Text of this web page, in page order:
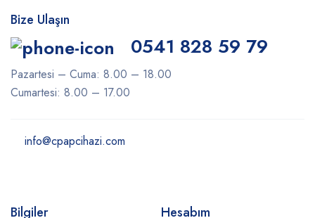
Bize Ulaşın
0541 828 59 79
Pazartesi – Cuma: 8.00 – 18.00
Cumartesi: 8.00 – 17.00
info@cpapcihazi.com
Bilgiler Hesabım